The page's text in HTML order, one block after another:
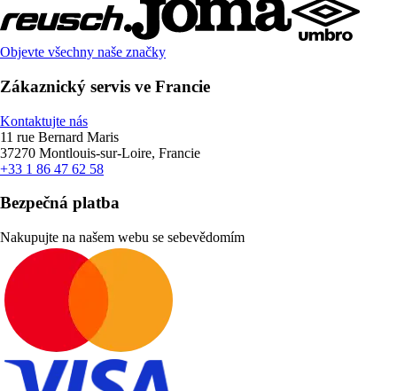
Objevte všechny naše značky
Zákaznický servis ve Francie
Kontaktujte nás
11 rue Bernard Maris
37270 Montlouis-sur-Loire, Francie
+33 1 86 47 62 58
Bezpečná platba
Nakupujte na našem webu se sebevědomím